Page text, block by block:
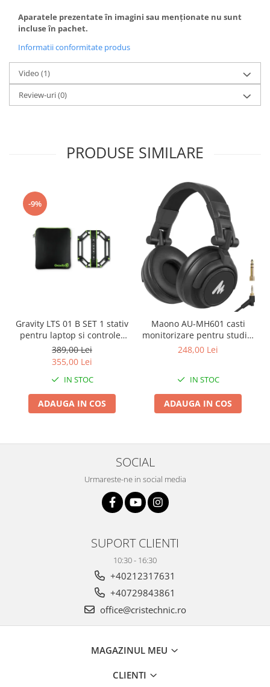
Aparatele prezentate în imagini sau menționate nu sunt
incluse în pachet.
Informatii conformitate produs
Video (1)
Review-uri(0)
PRODUSE SIMILARE
-9%
Gravity LTS 01 B SET 1 stativ
pentru laptop si controler
midi
389,00 Lei
355,00 Lei
IN STOC
ADAUGA IN COS
Maono AU-MH601 casti
monitorizare pentru studio,
podcast si DJ
248,00 Lei
IN STOC
ADAUGA IN COS
SOCIAL
Urmareste-ne in social media
SUPORT CLIENTI
10:30 - 16:30
+40212317631
+40729843861
office@cristechnic.ro
MAGAZINUL MEU
CLIENTI